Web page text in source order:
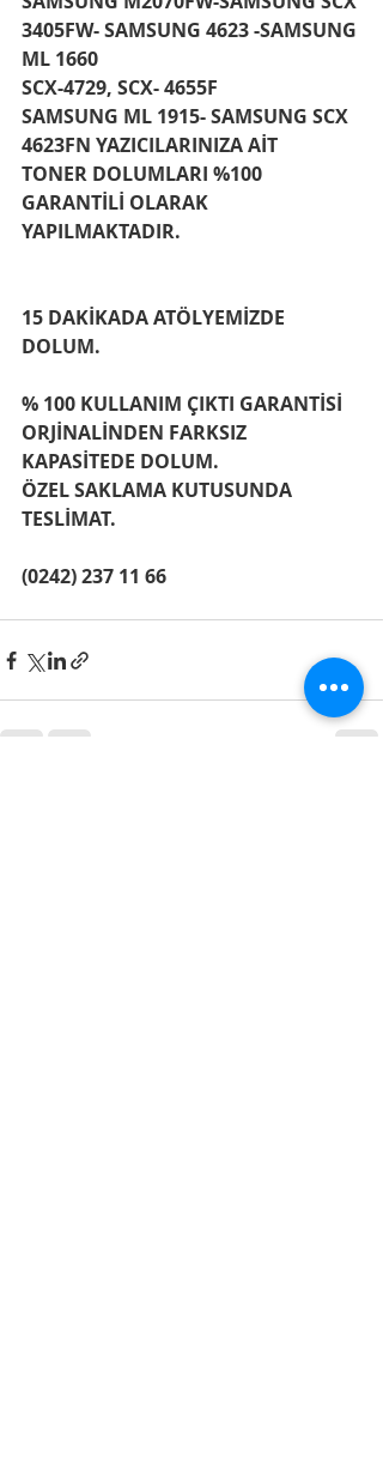
3405FW- SAMSUNG 4623 -SAMSUNG
ML 1660
SCX-4729, SCX- 4655F
SAMSUNG ML 1915- SAMSUNG SCX
4623FN YAZICILARINIZA AİT
TONER DOLUMLARI %100
GARANTİLİ OLARAK
YAPILMAKTADIR.
15 DAKİKADA ATÖLYEMİZDE
DOLUM.
% 100 KULLANIM ÇIKTI GARANTİSİ
ORJİNALİNDEN FARKSIZ
KAPASİTEDE DOLUM.
ÖZEL SAKLAMA KUTUSUNDA
TESLİMAT.
(0242) 237 11 66